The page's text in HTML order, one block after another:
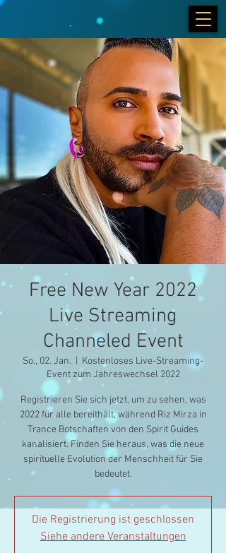
Free New Year 2022
Live Streaming
Channeled Event
So., 02. Jan.
Kostenloses Live-Streaming-
Event zum Jahreswechsel 2022
Registrieren Sie sich jetzt, um zu sehen, was
2022 für alle bereithält, während Riz Mirza in
Trance Botschaften von den Spirit Guides
kanalisiert. Finden Sie heraus, was die neue
spirituelle Evolution der Menschheit für Sie
bedeutet.
Die Registrierung ist geschlossen
Siehe andere Veranstaltungen